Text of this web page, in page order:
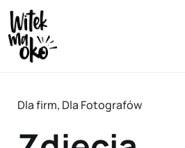
Dla firm, Dla Fotografów